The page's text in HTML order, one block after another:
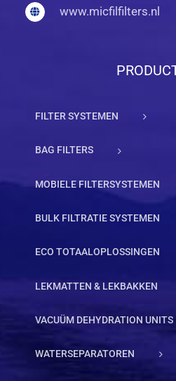
www.micfilfilters.nl
FILTER SYSTEMEN
BAG FILTERS
MOBIELE FILTERSYSTEMEN
BULK FILTRATIE SYSTEMEN
ECO TOTAALOPLOSSINGEN
LEKMATTEN & LEKBAKKEN
VACUÜM DEHYDRATION UNITS
WATERSEPARATOREN